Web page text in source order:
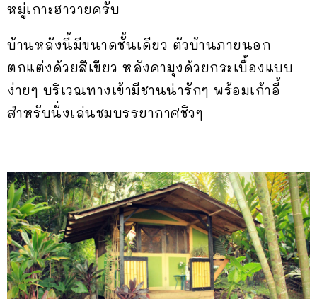
หมู่เกาะฮาวายครับ
บ้านหลังนี้มีขนาดชั้นเดียว ตัวบ้านภายนอก
ตกแต่งด้วยสีเขียว หลังคามุงด้วยกระเบื้องแบบ
ง่ายๆ บริเวณทางเข้ามีชานน่ารักๆ พร้อมเก้าอี้
สำหรับนั่งเล่นชมบรรยากาศชิวๆ